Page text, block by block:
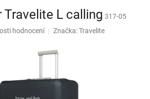
Travelite L calling 317-05
hodnocení Značka:Travelite